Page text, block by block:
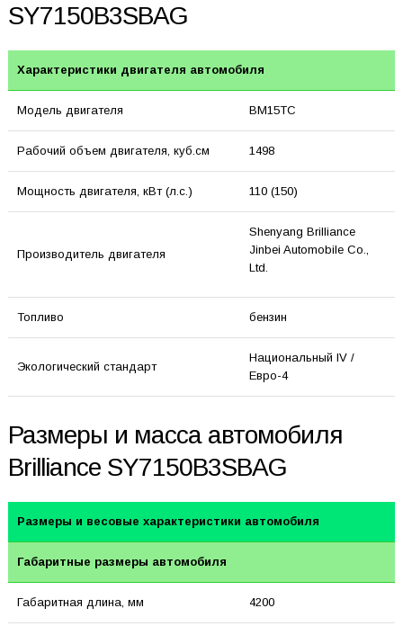
SY7150B3SBAG
Характеристики двигателя автомобиля
Модель двигателя BM15TC
Рабочий объем двигателя, куб.см 1498
Мощность двигателя, кВт (л.с.) 110 (150)
Производитель двигателя
Shenyang Brilliance
Jinbei Automobile Co.,
Ltd.
Топливо бензин
Экологический стандарт
Национальный IV /
Евро-4
Размеры и масса автомобиля
Brilliance SY7150B3SBAG
Размеры и весовые характеристики автомобиля
Габаритные размеры автомобиля
Габаритная длина, мм 4200